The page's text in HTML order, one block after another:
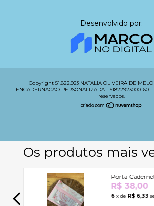
Desenvolvido por:
Copyright 51.822.923 NATALIA OLIVEIRA DE MELO
ENCADERNACAO PERSONALIZADA - 51822923000160
reservados.